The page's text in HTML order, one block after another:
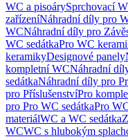
WC a pisoárySprchovací
zařízeníNáhradní díly pro
WCNáhradní díly pro
WC sedátkaPro WC
keramikyDesignové panely
kompletní WCNáhradní
sedátkaNáhradní díly pro
pro PříslušenstvíPro
pro Pro WC sedátkaPro
materiálWC a WC sedátka
WCWC s hlubokým